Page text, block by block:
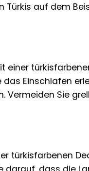
Türkis auf dem
einer
Einschlafen
Vermeiden Sie
türkisfarbenen